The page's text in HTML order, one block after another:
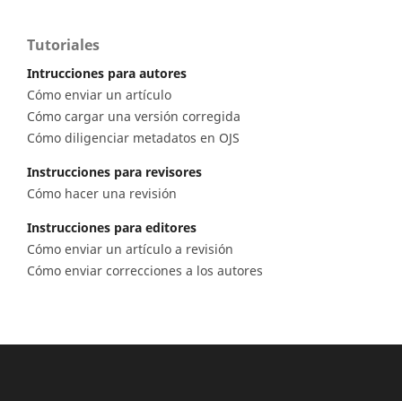
Tutoriales
Intrucciones para autores
Cómo enviar un artículo
Cómo cargar una versión corregida
Cómo diligenciar metadatos en OJS
Instrucciones para revisores
Cómo hacer una revisión
Instrucciones para editores
Cómo enviar un artículo a revisión
Cómo enviar correcciones a los autores